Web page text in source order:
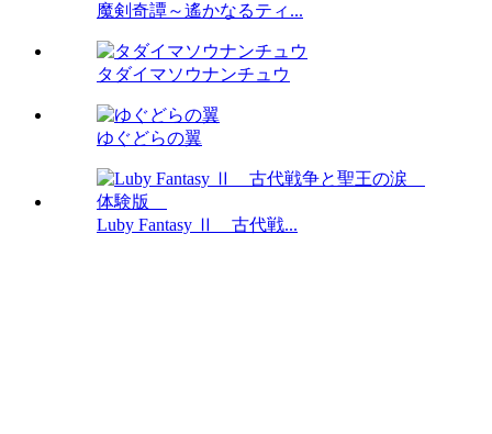
魔剣奇譚～遙かなるティ...
タダイマソウナンチュウ
ゆぐどらの翼
Luby Fantasy Ⅱ 古代戦...